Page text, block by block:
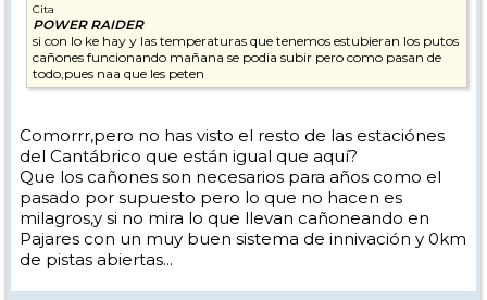
Cita
POWER RAIDER
si con lo ke hay y las temperaturas que tenemos estubieran los putos
cañones funcionando mañana se podia subir pero como pasan de
todo,pues naa que les peten
Comorrr,pero no has visto el resto de las estaciónes
del Cantábrico que están igual que aquí?
Que los cañones son necesarios para años como el
pasado por supuesto pero lo que no hacen es
milagros,y si no mira lo que llevan cañoneando en
Pajares con un muy buen sistema de innivación y 0km
de pistas abiertas...